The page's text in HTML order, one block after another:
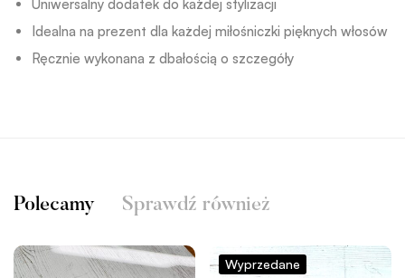
Uniwersalny dodatek do każdej stylizacji
Idealna na prezent dla każdej miłośniczki pięknych włosów
Ręcznie wykonana z dbałością o szczegóły
Polecamy Sprawdź również
Wyprzedane